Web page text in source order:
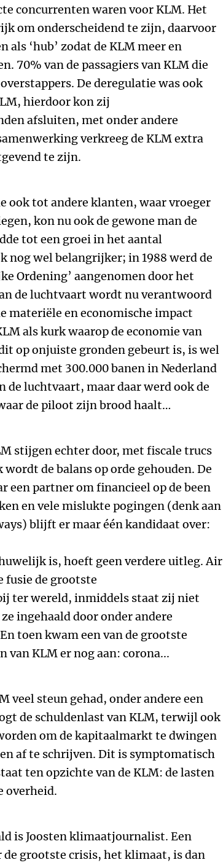
concurrenten waren voor KLM. Het
om onderscheidend te zijn, daarvoor
als ‘hub’ zodat de KLM meer en
70% van de passagiers van KLM die
De deregulatie was ook
hierdoor kon zij
afsluiten, met onder andere
verkreeg de KLM extra
te zijn.
ook tot andere klanten, waar vroeger
kon nu ook de gewone man de
tot een groei in het aantal
nog wel belangrijker; in 1988 werd de
Ordening’ aangenomen door het
de luchtvaart wordt nu verantwoord
materiële en economische impact
als kurk waarop de economie van
op onjuiste gronden gebeurt is, is wel
met 300.000 banen in Nederland
de luchtvaart, maar daar werd ook de
de piloot zijn brood haalt…
stijgen echter door, met fiscale trucs
wordt de balans op orde gehouden. De
een partner om financieel op de been
en vele mislukte pogingen (denk aan
blijft er maar één kandidaat over:
is, hoeft geen verdere uitleg. Air
fusie de grootste
ter wereld, inmiddels staat zij niet
ingehaald door onder andere
toen kwam een van de grootste
van KLM er nog aan: corona...
veel steun gehad, onder andere een
de schuldenlast van KLM, terwijl ook
om de kapitaalmarkt te dwingen
af te schrijven. Dit is symptomatisch
ten opzichte van de KLM: de lasten
overheid.
is Joosten klimaatjournalist. Een
grootste crisis, het klimaat, is dan